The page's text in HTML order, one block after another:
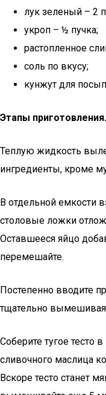
лук зеленый – 2
укроп – ½ пучка;
растопленное
соль по вкусу;
кунжут для
Этапы приготовления.
Теплую жидкость
ингредиенты, кроме
В отдельной емкости
столовые ложки
Оставшееся яйцо
перемешайте.
Постепенно вводите
тщательно вымешивая
Соберите тугое тесто
сливочного маслица
Вскоре тесто станет